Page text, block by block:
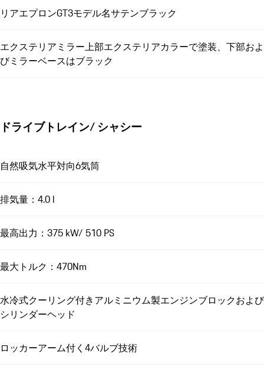
リアエプロンGT3モデル名サテンブラック
エクステリアミラー上部エクステリアカラーで塗装、下部およ
びミラーベースはブラック
ドライブトレイン/ シャシー
自然吸気水平対向6気筒
排気量：4.0 l
最高出力：375 kW/ 510 PS
最大トルク：470Nm
水冷式クーリング付きアルミニウム製エンジンブロックおよび
シリンダーヘッド
ロッカーアーム付く4バルブ技術